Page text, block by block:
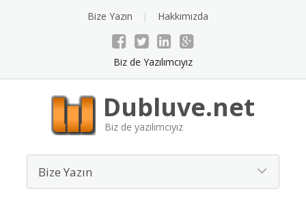
Bize Yazın Hakkımızda
Biz de Yazılımcıyız
Dubluve.net
Biz de yazılımcıyız